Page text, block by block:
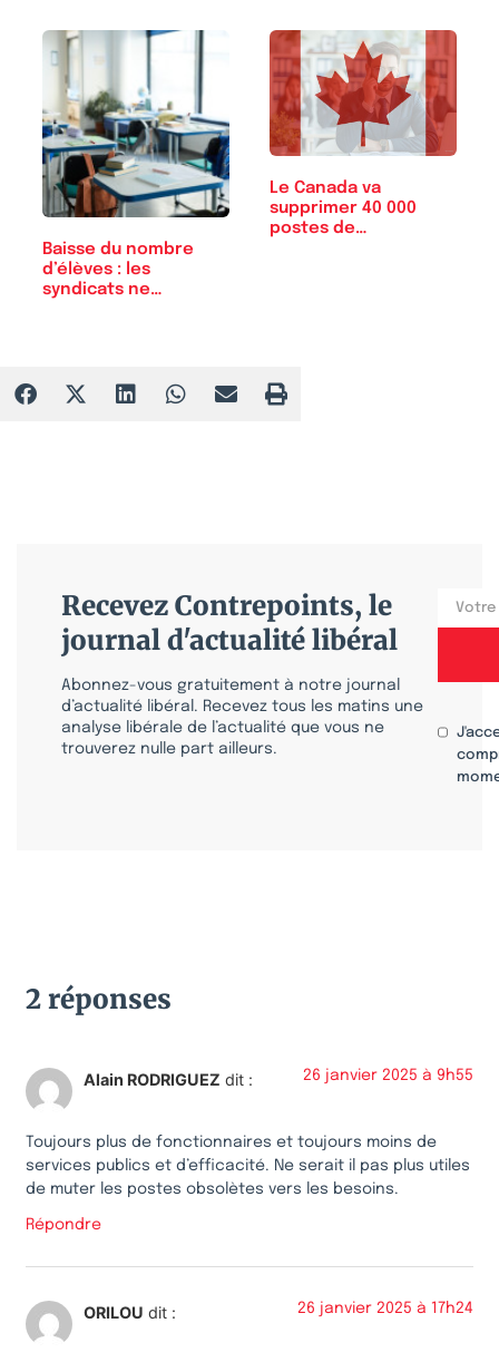
Baisse du nombre
d’élèves : les
syndicats ne
Le Canada va
supprimer 40 000
postes de…
Recevez Contrepoints, le
journal d'actualité libéral
Abonnez-vous gratuitement à notre journal
d’actualité libéral. Recevez tous les matins une
analyse libérale de l’actualité que vous ne
trouverez nulle part ailleurs.
2 réponses
Alain RODRIGUEZ dit : 26 janvier 2025 à 9h55
Toujours plus de fonctionnaires et toujours moins de
services publics et d’efficacité. Ne serait il pas plus utiles
de muter les postes obsolètes vers les besoins.
Répondre
ORILOU dit : 26 janvier 2025 à 17h24